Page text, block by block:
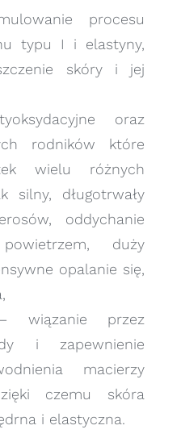
procesu
typu I i elastyny,
skóry i jej
oraz
rodników które
wielu różnych
silny, długotrwały
oddychanie
powietrzem, duży
opalanie się,
przez
i zapewnienie
macierzy
czemu skóra
i elastyczna.